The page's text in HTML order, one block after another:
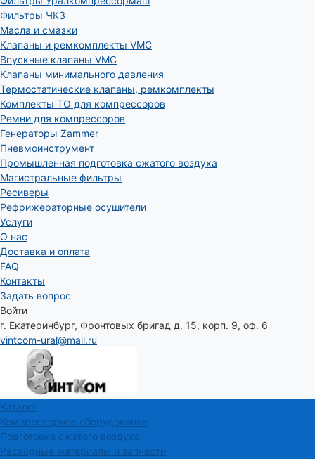
Фильтры ЧКЗ
Масла и смазки
Клапаны и ремкомплекты VMC
Впускные клапаны VMC
Клапаны минимального давления
Термостатические клапаны, ремкомплекты
Комплекты ТО для компрессоров
Ремни для компрессоров
Генераторы Zammer
Пневмоинструмент
Промышленная подготовка сжатого воздуха
Магистральные фильтры
Ресиверы
Рефрижераторные осушители
Услуги
О нас
Доставка и оплата
FAQ
Контакты
Задать вопрос
Войти
г. Екатеринбург, Фронтовых бригад д. 15, корп. 9, оф. 6
vintcom-ural@mail.ru
Каталог
Компрессорное оборудование
Подготовка сжатого воздуха
Расходные материалы и запчасти